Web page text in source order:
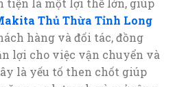
tiện là một lợi thế lớn, giúp
Thủ Thừa Tỉnh Long
hàng và đối tác, đồng
lợi cho việc vận chuyển và
là yếu tố then chốt giúp